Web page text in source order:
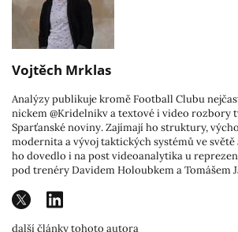
Vojtěch Mrklas
Analýzy publikuje kromě Football Clubu
nickem @Kridelnikv a textové i video rozbory
Sparťanské noviny. Zajímají ho struktury,
modernita a vývoj taktických systémů ve světě
ho dovedlo i na post videoanalytika u
pod trenéry Davidem Holoubkem a Tomášem
další články tohoto autora